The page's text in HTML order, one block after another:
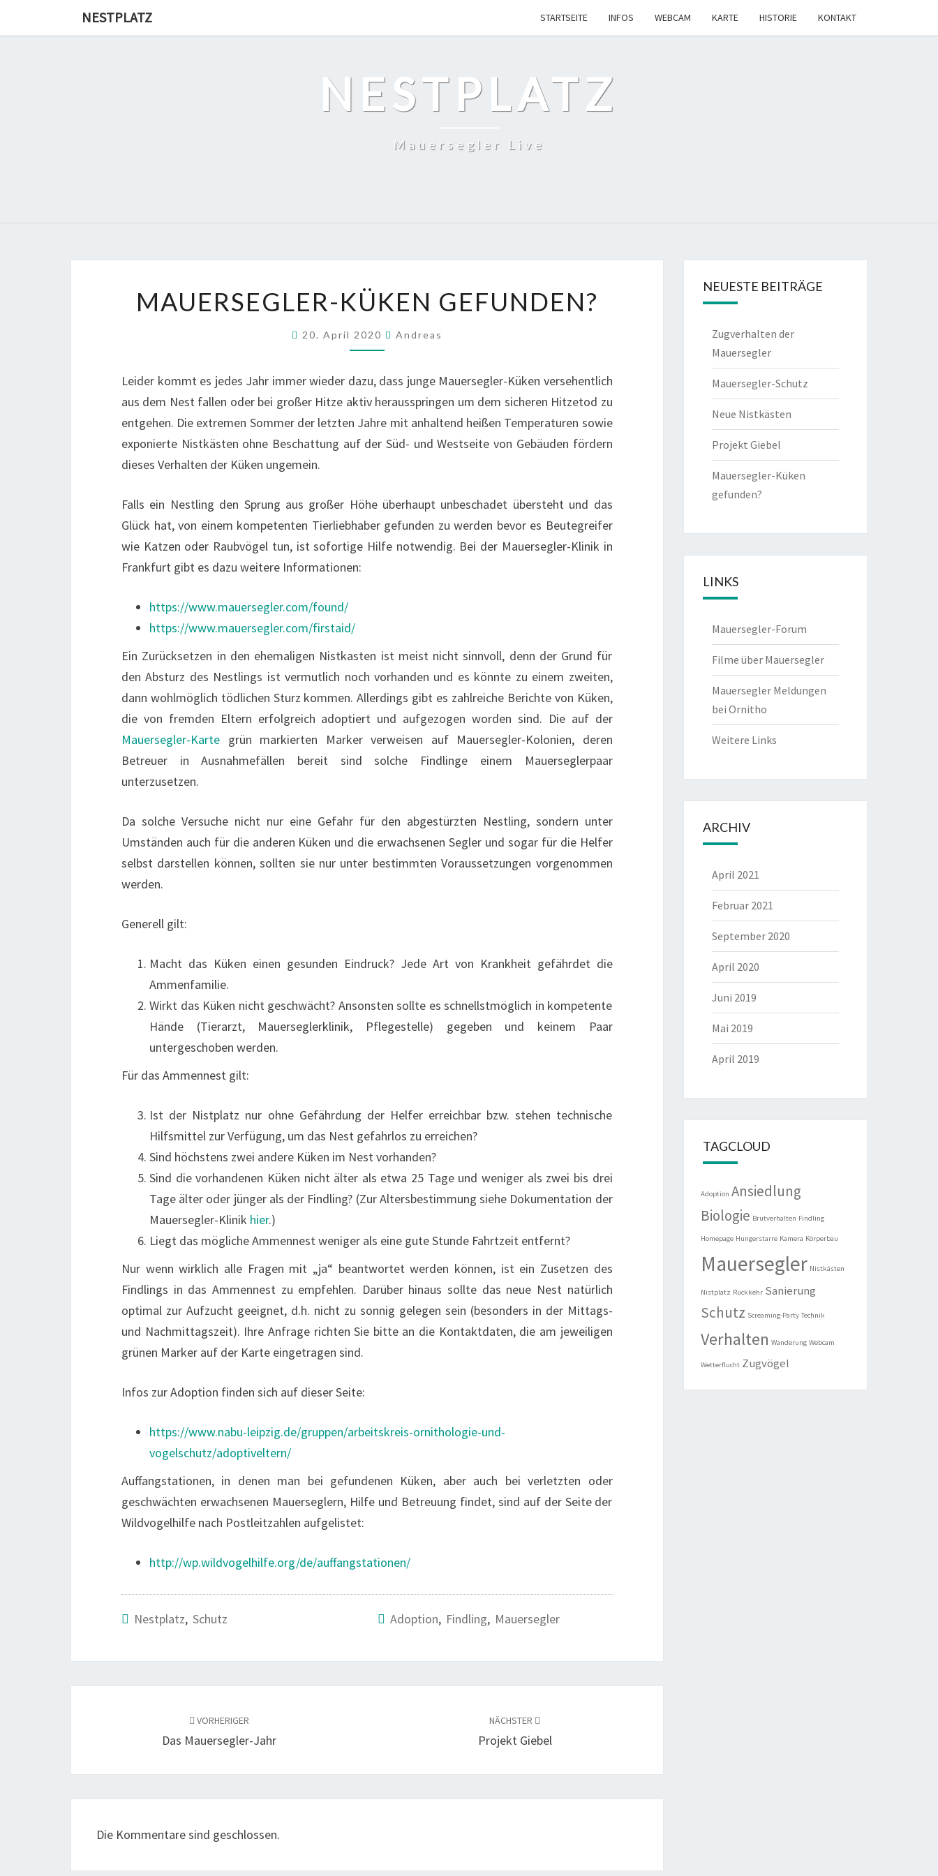
NESTPLATZ STARTSEITE INFOS WEBCAM KARTE HISTORIE KONTAKT
NESTPLATZ
Mauersegler Live
KÜKEN
MAUERSEGLER-KÜKEN GEFUNDEN?
20. April 2020 Andreas
Leider kommt es jedes Jahr immer wieder dazu, dass junge Mauersegler-Küken versehentlich
aus dem Nest fallen oder bei großer Hitze aktiv herausspringen um dem sicheren Hitzetod zu
entgehen. Die extremen Sommer der letzten Jahre mit anhaltend heißen Temperaturen sowie
exponierte Nistkästen ohne Beschattung auf der Süd- und Westseite von Gebäuden fördern
dieses Verhalten der Küken ungemein.
Falls ein Nestling den Sprung aus großer Höhe überhaupt unbeschadet übersteht und das
Glück hat, von einem kompetenten Tierliebhaber gefunden zu werden bevor es Beutegreifer
wie Katzen oder Raubvögel tun, ist sofortige Hilfe notwendig. Bei der Mauersegler-Klinik in
Frankfurt gibt es dazu weitere Informationen:
https://www.mauersegler.com/found/
https://www.mauersegler.com/firstaid/
Ein Zurücksetzen in den ehemaligen Nistkasten ist meist nicht sinnvoll, denn der Grund für
den Absturz des Nestlings ist vermutlich noch vorhanden und es könnte zu einem zweiten,
dann wohlmöglich tödlichen Sturz kommen. Allerdings gibt es zahlreiche Berichte von Küken,
die von fremden Eltern erfolgreich adoptiert und aufgezogen worden sind. Die auf der
Mauersegler-Karte grün markierten Marker verweisen auf Mauersegler-Kolonien, deren
Betreuer in Ausnahmefällen bereit sind solche Findlinge einem Mauerseglerpaar
unterzusetzen.
Da solche Versuche nicht nur eine Gefahr für den abgestürzten Nestling, sondern unter
Umständen auch für die anderen Küken und die erwachsenen Segler und sogar für die Helfer
selbst darstellen können, sollten sie nur unter bestimmten Voraussetzungen vorgenommen
werden.
Generell gilt:
Macht das Küken einen gesunden Eindruck? Jede Art von Krankheit gefährdet die
Ammenfamilie.
Wirkt das Küken nicht geschwächt? Ansonsten sollte es schnellstmöglich in kompetente
Hände (Tierarzt, Mauerseglerklinik, Pflegestelle) gegeben und keinem Paar
untergeschoben werden.
Für das Ammennest gilt:
Ist der Nistplatz nur ohne Gefährdung der Helfer erreichbar bzw. stehen technische
Hilfsmittel zur Verfügung, um das Nest gefahrlos zu erreichen?
Sind höchstens zwei andere Küken im Nest vorhanden?
Sind die vorhandenen Küken nicht älter als etwa 25 Tage und weniger als zwei bis drei
Tage älter oder jünger als der Findling? (Zur Altersbestimmung siehe Dokumentation der
Mauersegler-Klinik hier.)
Liegt das mögliche Ammennest weniger als eine gute Stunde Fahrtzeit entfernt?
Nur wenn wirklich alle Fragen mit „ja“ beantwortet werden können, ist ein Zusetzen des
Findlings in das Ammennest zu empfehlen. Darüber hinaus sollte das neue Nest natürlich
optimal zur Aufzucht geeignet, d.h. nicht zu sonnig gelegen sein (besonders in der Mittags-
und Nachmittagszeit). Ihre Anfrage richten Sie bitte an die Kontaktdaten, die am jeweiligen
grünen Marker auf der Karte eingetragen sind.
Infos zur Adoption finden sich auf dieser Seite:
https://www.nabu-leipzig.de/gruppen/arbeitskreis-ornithologie-und-
vogelschutz/adoptiveltern/
Auffangstationen, in denen man bei gefundenen Küken, aber auch bei verletzten oder
geschwächten erwachsenen Mauerseglern, Hilfe und Betreuung findet, sind auf der Seite der
Wildvogelhilfe nach Postleitzahlen aufgelistet:
http://wp.wildvogelhilfe.org/de/auffangstationen/
Nestplatz, Schutz Adoption, Findling, Mauersegler
VORHERIGER
Das Mauersegler-Jahr
NÄCHSTER
Projekt Giebel
Die Kommentare sind geschlossen.
NEUESTE BEITRÄGE
Zugverhalten der
Mauersegler
Mauersegler-Schutz
Neue Nistkästen
Projekt Giebel
Mauersegler-Küken
gefunden?
LINKS
Mauersegler-Forum
Filme über Mauersegler
Mauersegler Meldungen
bei Ornitho
Weitere Links
ARCHIV
April 2021
Februar 2021
September 2020
April 2020
Juni 2019
Mai 2019
April 2019
TAGCLOUD
Adoption Ansiedlung
Biologie Brutverhalten Findling
Homepage Hungerstarre Kamera Körperbau
Mauersegler Nistkästen
Nistplatz Rückkehr Sanierung
Schutz Screaming-Party Technik
Verhalten Wanderung Webcam
Wetterflucht Zugvögel